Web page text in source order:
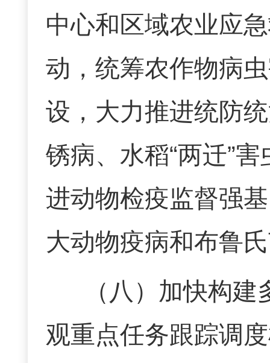
中心和区域农业应
动，统筹农作物病
设，大力推进统防
锈病、水稻“两迁”害
进动物检疫监督强
大动物疫病和布鲁
（八） 加快构建
观重点任务跟踪调